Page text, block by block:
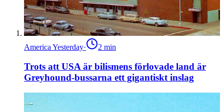
America Yesterday· 2 min
Trots att USA är bilismens förlovade land är
Greyhound-bussarna ett gigantiskt inslag